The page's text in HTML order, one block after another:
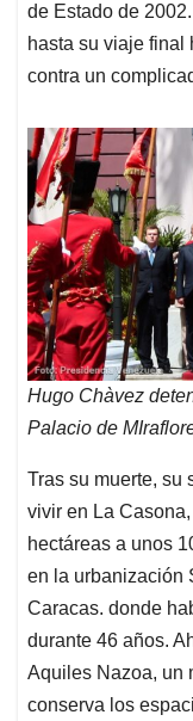
de Estado de
hasta su viaje final
contra un
Hugo Chàvez
Palacio de
Tras su muerte, su
vivir en La
hectáreas a unos
en la urbanización
Caracas. donde
durante 46 años.
Aquiles Nazoa, un
conserva los